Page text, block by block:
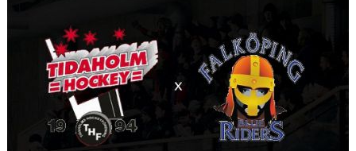
MEDLEM
KIOSKEN
THF UNGDOMSPOLICY - RÖDA TRÅD